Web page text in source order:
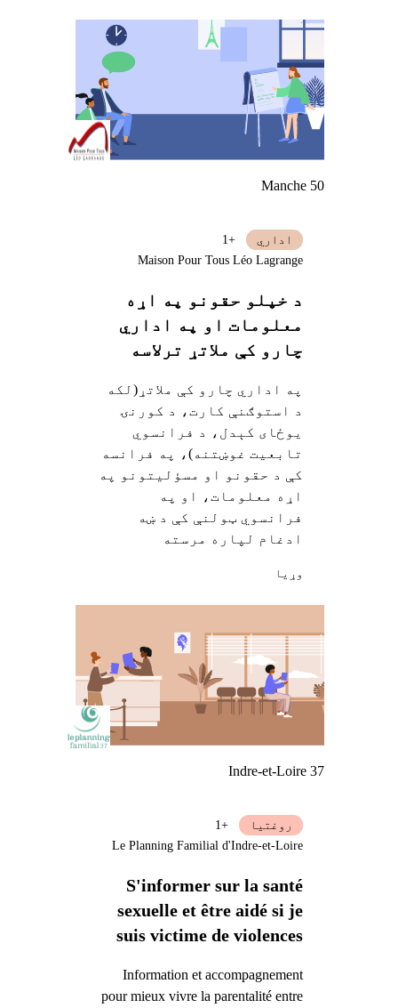
Manche 50
د خپلو حقونو په اړه
معلومات او په اداري
چارو کې ملاتړ ترلاسه
په اداري چارو کې ملاتړ(لکه
د استوګنې کارت، د کورنۍ
یوځای کېدل، د فرانسوي
تابعیت غوښتنه)، په فرانسه
کې د حقونو او مسؤلیتونو په
اړه معلومات، او په
فرانسوي ټولنې کې د ښه
ادغام لپاره مرسته
اداري
+1
Maison Pour Tous Léo Lagrange
وړيا
Indre-et-Loire 37
S'informer sur la santé
sexuelle et être aidé si je
suis victime de violences
Information et accompagnement
pour mieux vivre la parentalité entre
روغتیا
+1
Le Planning Familial d'Indre-et-Loire